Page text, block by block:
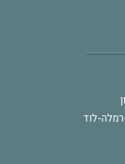
לוד